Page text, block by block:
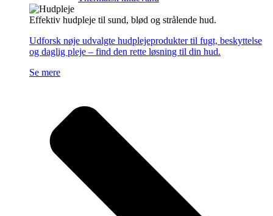
Effektiv hudpleje til sund, blød og strålende hud.
Udforsk nøje udvalgte hudplejeprodukter til fugt, beskyttelse
og daglig pleje – find den rette løsning til din hud.
Se mere